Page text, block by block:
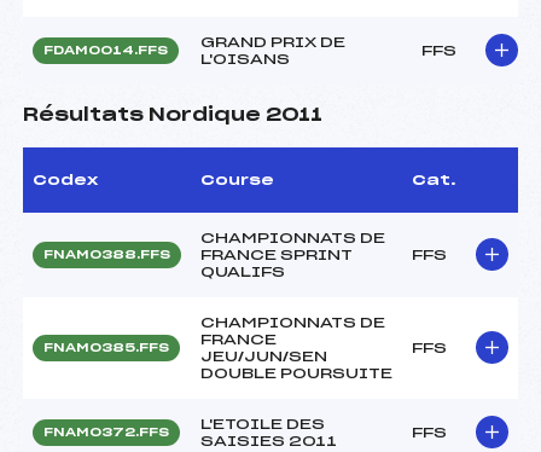
FDAM0014.FFS
GRAND PRIX DE
L'OISANS
FFS
Résultats Nordique 2011
Codex Course Cat.
FNAM0388.FFS
CHAMPIONNATS DE
FRANCE SPRINT
QUALIFS
FFS
FNAM0385.FFS
CHAMPIONNATS DE
FRANCE
JEU/JUN/SEN
DOUBLE POURSUITE
FFS
FNAM0372.FFS
L'ETOILE DES
SAISIES 2011
FFS